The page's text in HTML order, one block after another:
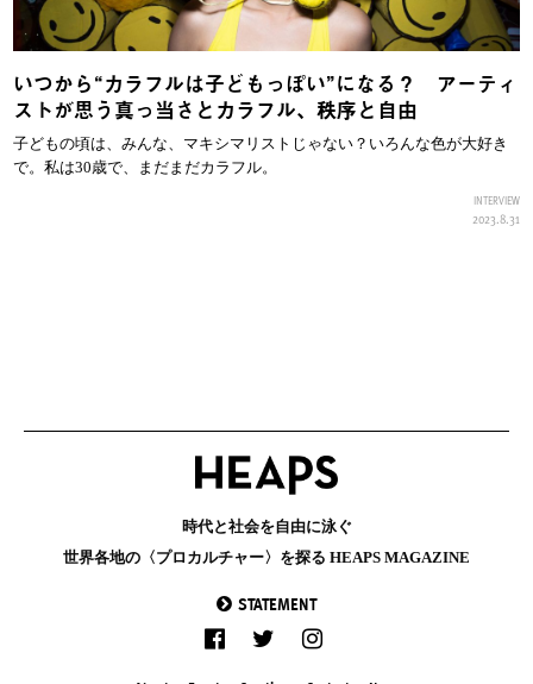
いつから“カラフルは子どもっぽい”になる？ アーティ
ストが思う真っ当さとカラフル、秩序と自由
子どもの頃は、みんな、マキシマリストじゃない？いろんな色が大好き
で。私は30歳で、まだまだカラフル。
INTERVIEW
2023.8.31
時代と社会を自由に泳ぐ
世界各地の〈プロカルチャー〉を探る HEAPS MAGAZINE
STATEMENT